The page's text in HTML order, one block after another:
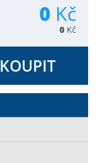
0 Kč
0 Kč
KOUPIT